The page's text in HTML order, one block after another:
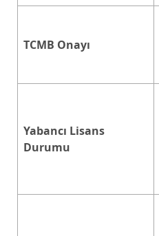
TCMB Onayı
Yabancı Lisans
Durumu